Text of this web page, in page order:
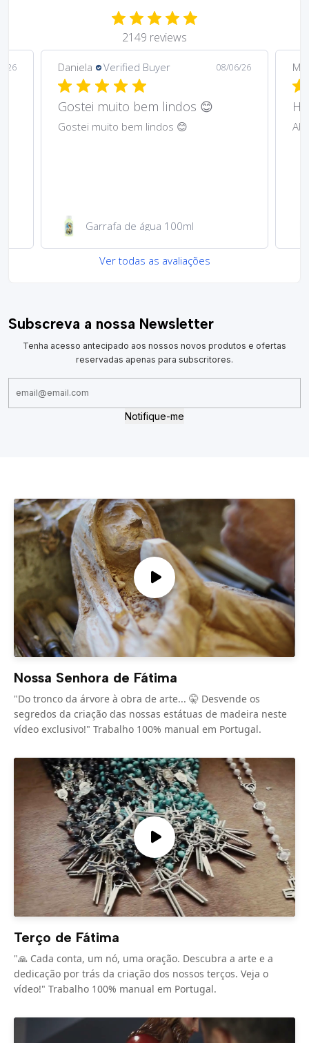
2149 reviews
26 Daniela Verified Buyer 08/06/26
Gostei muito bem lindos 😊
Gostei muito bem lindos 😊
Garrafa de água 100ml
Ver todas as avaliações
Subscreva a nossa Newsletter
Tenha acesso antecipado aos nossos novos produtos e ofertas
reservadas apenas para subscritores.
Notifique-me
Nossa Senhora de Fátima
"Do tronco da árvore à obra de arte... 🤫 Desvende os
segredos da criação das nossas estátuas de madeira neste
vídeo exclusivo!" Trabalho 100% manual em Portugal.
Terço de Fátima
"🙏 Cada conta, um nó, uma oração. Descubra a arte e a
dedicação por trás da criação dos nossos terços. Veja o
vídeo!" Trabalho 100% manual em Portugal.